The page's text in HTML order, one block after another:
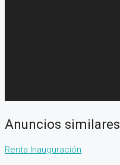
Anuncios similares
Renta Inauguración